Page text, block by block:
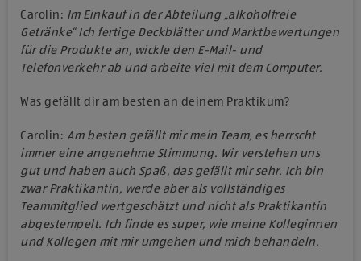
Carolin: Im Einkauf in der Abteilung „alkoholfreie
Getränke“ Ich fertige Deckblätter und Marktbewertungen
für die Produkte an, wickle den E-Mail- und
Telefonverkehr ab und arbeite viel mit dem Computer.
Was gefällt dir am besten an deinem Praktikum?
Carolin: Am besten gefällt mir mein Team, es herrscht
immer eine angenehme Stimmung. Wir verstehen uns
gut und haben auch Spaß, das gefällt mir sehr. Ich bin
zwar Praktikantin, werde aber als vollständiges
Teammitglied wertgeschätzt und nicht als Praktikantin
abgestempelt. Ich finde es super, wie meine Kolleginnen
und Kollegen mit mir umgehen und mich behandeln.